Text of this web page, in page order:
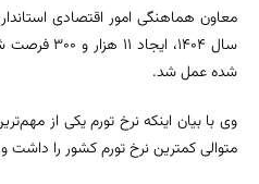
معاون هماهنگی امور اقتصادی
شده عمل شد.
متوالی کمترین نرخ تورم کشور را داشت